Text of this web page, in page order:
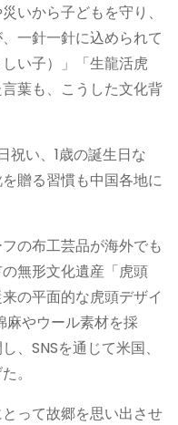
いから子どもを守り、
一針一針に込められて
い子）」「生龍活虎
葉も、こうした文化背
祝い、1歳の誕生日な
贈る習慣も中国各地に
の布工芸品が海外でも
無形文化遺産「虎頭
の平面的な虎頭デザイ
麻やウール素材を採
、SNSを通じて米国、
。
って故郷を思い出させ